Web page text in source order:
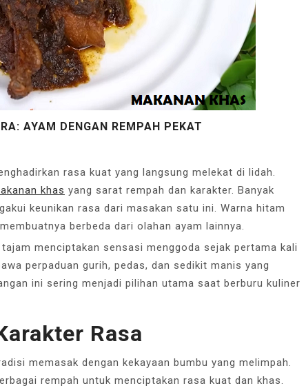
AYAM DENGAN REMPAH PEKAT
rasa kuat yang langsung melekat di lidah.
khas yang sarat rempah dan karakter. Banyak
keunikan rasa dari masakan satu ini. Warna hitam
berbeda dari olahan ayam lainnya.
menciptakan sensasi menggoda sejak pertama kali
perpaduan gurih, pedas, dan sedikit manis yang
ini sering menjadi pilihan utama saat berburu kuliner
Rasa
memasak dengan kekayaan bumbu yang melimpah.
rempah untuk menciptakan rasa kuat dan khas.